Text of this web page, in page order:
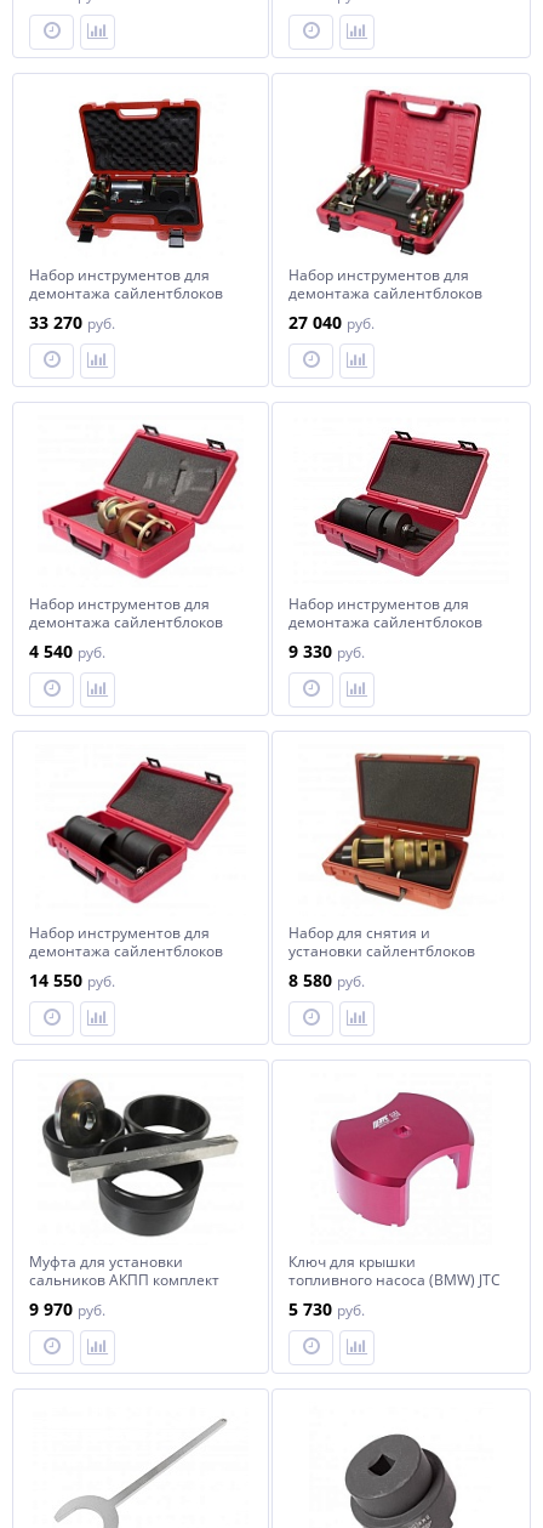
Набор инструментов для
демонтажа сайлентблоков
JTC
33 270 руб.
Набор инструментов для
демонтажа сайлентблоков
E87,E90) JTC
27 040 руб.
Набор инструментов для
демонтажа сайлентблоков
(MERCEDES W140,W126) в
кейсе JTC
4 540 руб.
Набор инструментов для
демонтажа сайлентблоков
JTC
9 330 руб.
Набор инструментов для
демонтажа сайлентблоков
E31,E32,E34,E38,E39,E60,E65,E66)
JTC
14 550 руб.
Набор для снятия и
установки сайлентблоков
(MERCEDES W210) JTC
8 580 руб.
Муфта для установки
сальников АКПП комплект
9 970 руб.
Ключ для крышки
топливного насоса (BMW) JTC
5 730 руб.